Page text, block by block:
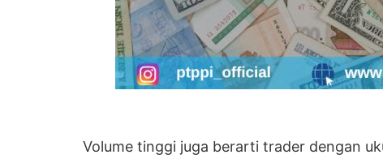
Volume tinggi juga berarti trader dengan